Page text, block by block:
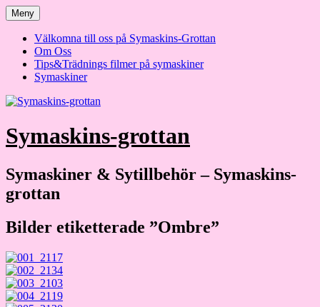
Hoppa
till
innehåll
Meny
Välkomna till oss på Symaskins-Grottan
Om Oss
Tips&Trädnings filmer på symaskiner
Symaskiner
Symaskins-grottan
Symaskiner & Sytillbehör – Symaskins-
grottan
Bilder etiketterade ”Ombre”